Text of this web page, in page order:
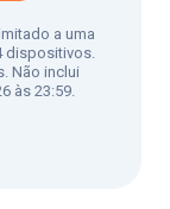
a uma
dispositivos.
Não inclui
às 23:59.